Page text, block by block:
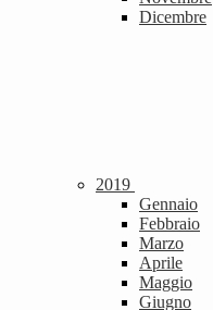
Dicembre
2019
Gennaio
Febbraio
Marzo
Aprile
Maggio
Giugno